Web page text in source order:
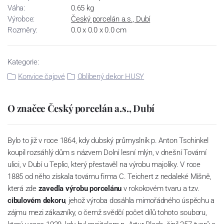
Váha:
0.65 kg
Výrobce:
Český porcelán a.s., Dubí
Rozměry:
0.0 x 0.0 x 0.0 cm
Kategorie:
Konvice čajové
Oblíbený dekor HUSY
O značce Český porcelán a.s., Dubí
Bylo to již v roce 1864, kdy dubský průmyslník p. Anton Tschinkel
koupil rozsáhlý dům s názvem Dolní lesní mlýn, v dnešní Tovární
ulici, v Dubí u Teplic, který přestavěl na výrobu majoliky. V roce
1885 od něho získala továrnu firma C. Teichert z nedaleké Míšně,
která zdezavedla výrobu porcelánu v rokokovém tvaru a tzv.
cibulovém dekoru, jehož výroba dosáhla mimořádného úspěchu a
zájmu mezi zákazníky, o čemž svědčí počet dílů tohoto souboru,